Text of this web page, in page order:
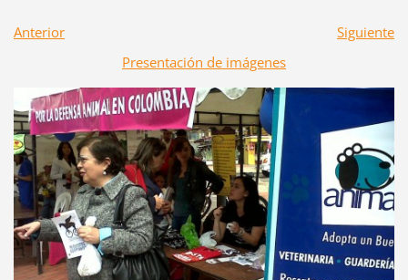
Anterior
Siguiente
Presentación de imágenes